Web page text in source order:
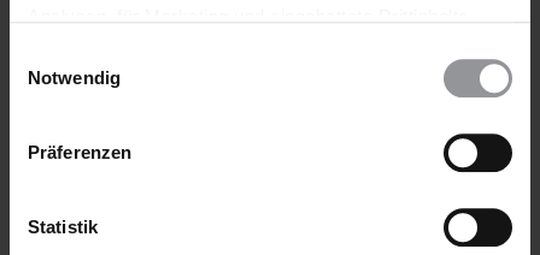
wieder ändern. Diesen Banner kannst Du über den Link
Notwendig
Präferenzen
Statistik
Obleute und Sprecher_innen des Deutschen Bundestages für
Justiz, Familie, Gesundheit und Menschenrechte, von denen